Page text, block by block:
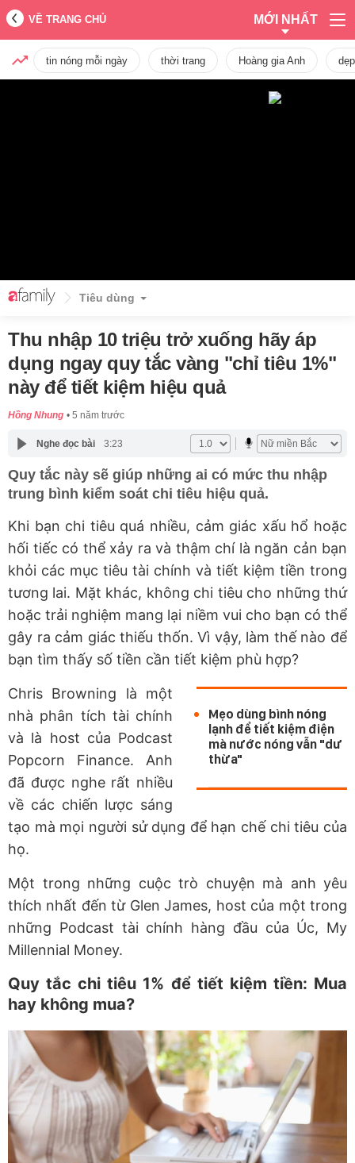
VỀ TRANG CHỦ MỚI NHẤT
tin nóng mỗi ngày thời trang Hoàng gia Anh dẹp
Tiêu dùng
Thu nhập 10 triệu trở xuống hãy áp
dụng ngay quy tắc vàng "chỉ tiêu 1%"
này để tiết kiệm hiệu quả
Hồng Nhung 5 năm trước
Nghe đọc bài 3:23
Quy tắc này sẽ giúp những ai có mức thu nhập
trung bình kiểm soát chi tiêu hiệu quả.
Khi bạn chi tiêu quá nhiều, cảm giác xấu hổ hoặc
hối tiếc có thể xảy ra và thậm chí là ngăn cản bạn
khỏi các mục tiêu tài chính và tiết kiệm tiền trong
tương lai. Mặt khác, không chi tiêu cho những thứ
hoặc trải nghiệm mang lại niềm vui cho bạn có thể
gây ra cảm giác thiếu thốn. Vì vậy, làm thế nào để
bạn tìm thấy số tiền cần tiết kiệm phù hợp?
Mẹo dùng bình nóng
lạnh để tiết kiệm điện
mà nước nóng vẫn "dư
thừa"
Chris Browning là một
nhà phân tích tài chính
và là host của Podcast
Popcorn Finance. Anh
đã được nghe rất nhiều
về các chiến lược sáng
tạo mà mọi người sử dụng để hạn chế chi tiêu của
họ.
Một trong những cuộc trò chuyện mà anh yêu
thích nhất đến từ Glen James, host của một trong
những Podcast tài chính hàng đầu của Úc, My
Millennial Money.
Quy tắc chi tiêu 1% để tiết kiệm tiền: Mua
hay không mua?